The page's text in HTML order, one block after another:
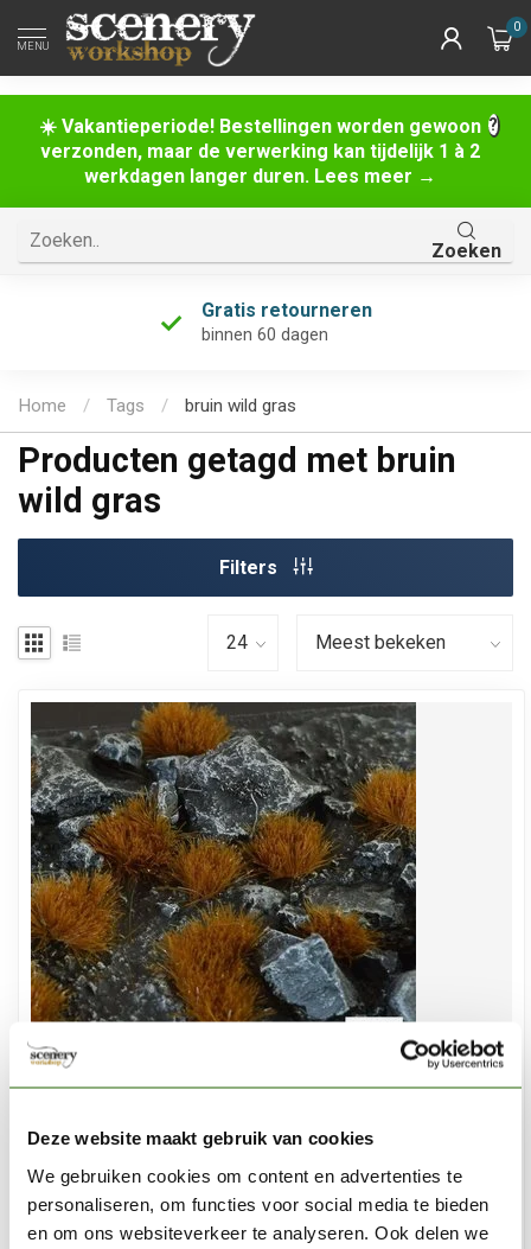
Deze website maakt gebruik van cookies
We gebruiken cookies om content en advertenties te
personaliseren, om functies voor social media te bieden
en om ons websiteverkeer te analyseren. Ook delen we
☀️ Vakantieperiode! Bestellingen worden gewoon
verzonden, maar de verwerking kan tijdelijk 1 à 2
werkdagen langer duren. Lees meer →
MENU
0
Zoeken
Gratis retourneren
binnen 60 dagen
Home / Tags / bruin wild gras
Producten getagd met bruin
wild gras
Filters
Brown Wild Tuft 4mm - GG4-B
€5,40
Niet op voorraad